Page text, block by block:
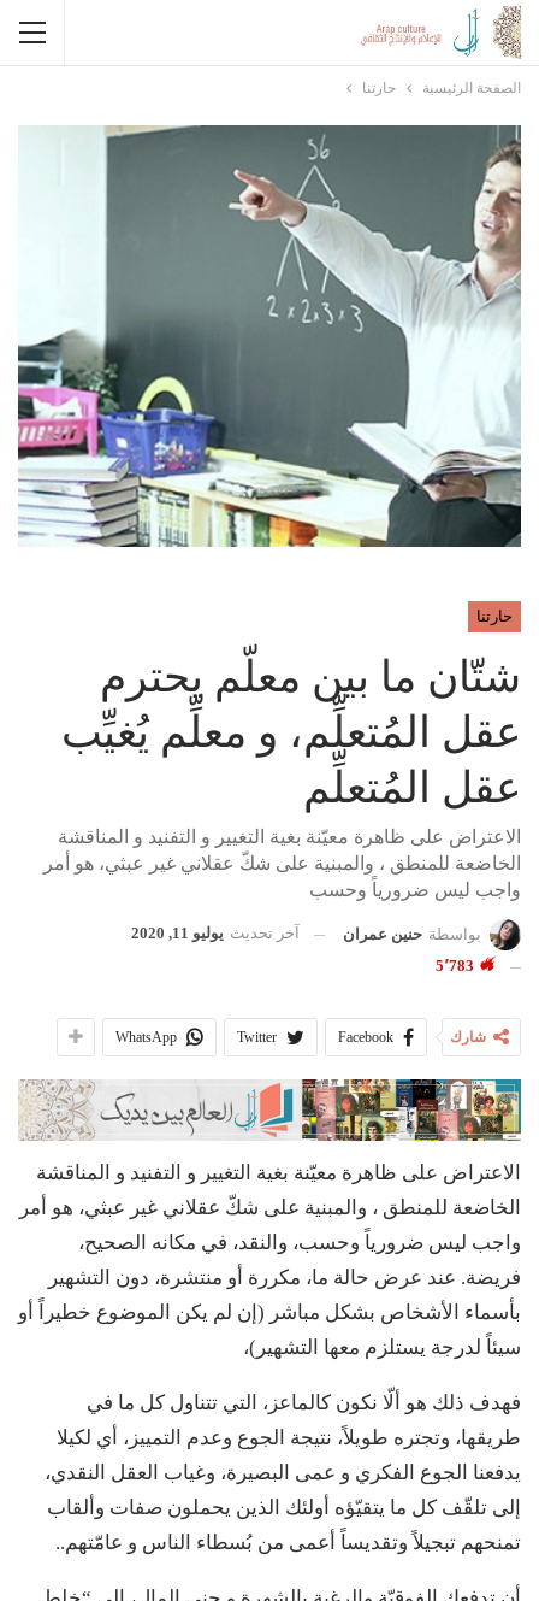
الصفحة الرئيسية حارتنا
حارتنا
شتّان ما بين معلّم يحترم
عقل المُتعلِّم، و معلِّم يُغيِّب
عقل المُتعلِّم
الاعتراض على ظاهرة معيّنة بغية التغيير و التفنيد و المناقشة
الخاضعة للمنطق ، والمبنية على شكّ عقلاني غير عبثي، هو أمر
واجب ليس ضرورياً وحسب
بواسطة حنين عمران آخر تحديث يوليو 11, 2020
شارك Facebook
Twitter
WhatsApp
الاعتراض على ظاهرة معيّنة بغية التغيير و التفنيد و المناقشة
الخاضعة للمنطق ، والمبنية على شكّ عقلاني غير عبثي، هو أمر
واجب ليس ضرورياً وحسب، والنقد، في مكانه الصحيح،
فريضة. عند عرض حالة ما، مكررة أو منتشرة، دون التشهير
بأسماء الأشخاص بشكل مباشر (إن لم يكن الموضوع خطيراً أو
سيئاً لدرجة يستلزم معها التشهير)،
فهدف ذلك هو ألّا نكون كالماعز، التي تتناول كل ما في
طريقها، وتجتره طويلاً، نتيجة الجوع وعدم التمييز، أي لكيلا
يدفعنا الجوع الفكري و عمى البصيرة، وغياب العقل النقدي،
إلى تلقّف كل ما يتقيّؤه أولئك الذين يحملون صفات وألقاب
تمنحهم تبجيلاً وتقديساً أعمى من بُسطاء الناس و عامّتهم..